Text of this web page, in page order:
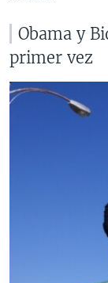
Obama y
primer vez